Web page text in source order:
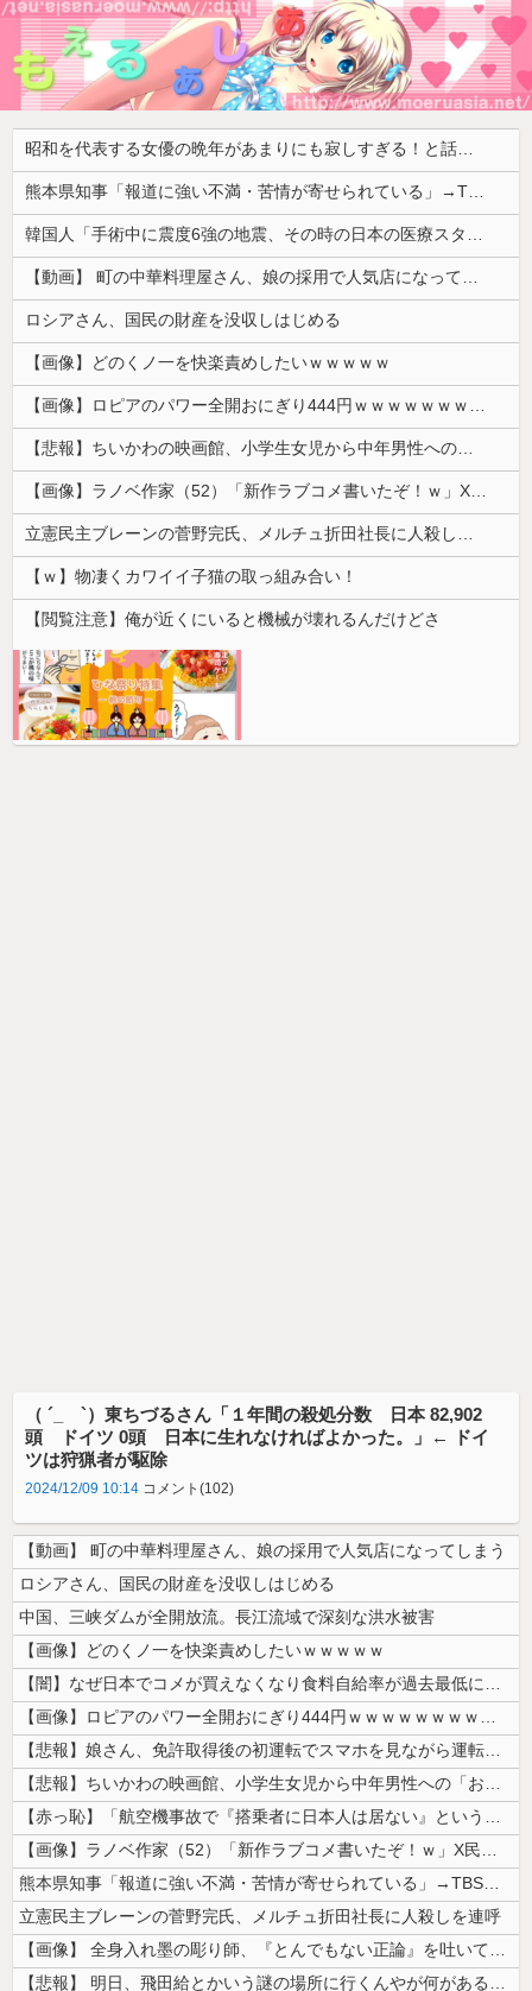
昭和を代表する女優の晩年があまりにも寂しすぎる！と話題に、自身の子供を餓死する寸前までネグレクトした挙句……
熊本県知事「報道に強い不満・苦情が寄せられている」→TBSの報道特集がまさにそれな件
韓国人「手術中に震度6強の地震、その時の日本の医療スタッフたちの姿をご覧ください」→「マジで鳥肌立った」「こういう姿は韓国も見習わないと」「あん...
【動画】 町の中華料理屋さん、娘の採用で人気店になってしまう
ロシアさん、国民の財産を没収しはじめる
【画像】どのくノ一を快楽責めしたいｗｗｗｗｗ
【画像】ロピアのパワー全開おにぎり444円ｗｗｗｗｗｗｗｗｗｗｗｗ
【悲報】ちいかわの映画館、小学生女児から中年男性への「おねだり」事案が発生するｗｗｗｗ
【画像】ラノベ作家（52）「新作ラブコメ書いたぞ！ｗ」X民「いい歳こいてラブコメ（笑）恥ずかしくないの？」←やめたれｗと話題に
立憲民主ブレーンの菅野完氏、メルチュ折田社長に人殺しを連呼
【ｗ】物凄くカワイイ子猫の取っ組み合い！
【閲覧注意】俺が近くにいると機械が壊れるんだけどさ
（ ´_ゝ`）東ちづるさん「１年間の殺処分数 日本 82,902
頭 ドイツ 0頭 日本に生れなければよかった。」← ドイ
ツは狩猟者が駆除
2024/12/09 10:14 コメント(102)
【動画】 町の中華料理屋さん、娘の採用で人気店になってしまう
ロシアさん、国民の財産を没収しはじめる
中国、三峡ダムが全開放流。長江流域で深刻な洪水被害
【画像】どのくノ一を快楽責めしたいｗｗｗｗｗ
【闇】なぜ日本でコメが買えなくなり食料自給率が過去最低に並んだのか？
【画像】ロピアのパワー全開おにぎり444円ｗｗｗｗｗｗｗｗｗｗｗｗ
【悲報】娘さん、免許取得後の初運転でスマホを見ながら運転してしまう😱...
【悲報】ちいかわの映画館、小学生女児から中年男性への「おねだり」事案が...
【赤っ恥】「航空機事故で『搭乗者に日本人は居ない』という発表は嫌い。人...
【画像】ラノベ作家（52）「新作ラブコメ書いたぞ！ｗ」X民「いい歳こい...
熊本県知事「報道に強い不満・苦情が寄せられている」→TBSの報道特集が...
立憲民主ブレーンの菅野完氏、メルチュ折田社長に人殺しを連呼
【画像】 全身入れ墨の彫り師、『とんでもない正論』を吐いて30万再生さ...
【悲報】 明日、飛田給とかいう謎の場所に行くんやが何があるんや????...